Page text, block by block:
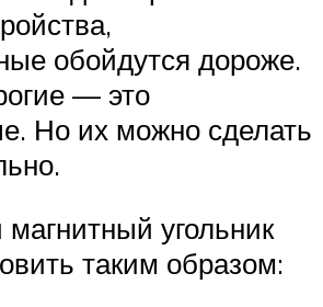
обойдутся дороже.
— это
Но их можно сделать
угольник
таким образом: